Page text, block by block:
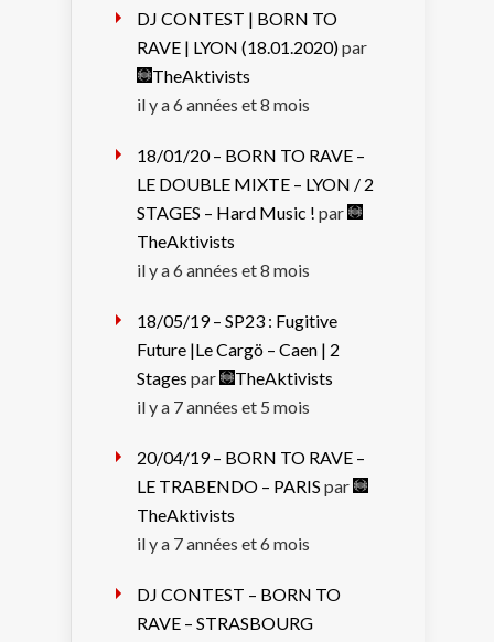
DJ CONTEST | BORN TO
RAVE | LYON (18.01.2020)par
TheAktivists
il y a 6 années et 8 mois
18/01/20 – BORN TO RAVE –
LE DOUBLE MIXTE – LYON / 2
STAGES – Hard Music ! par
TheAktivists
il y a 6 années et 8 mois
18/05/19 – SP23 : Fugitive
Future |Le Cargö – Caen | 2
Stages par
TheAktivists
il y a 7 années et 5 mois
20/04/19 – BORN TO RAVE –
LE TRABENDO – PARIS par
TheAktivists
il y a 7 années et 6 mois
DJ CONTEST – BORN TO
RAVE – STRASBOURG